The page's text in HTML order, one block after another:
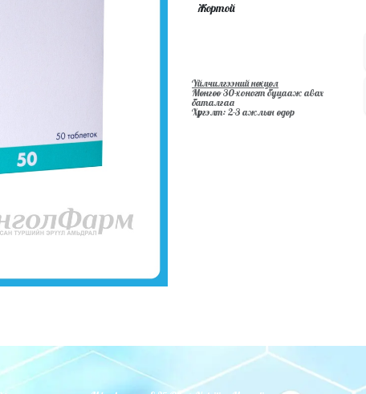
Жортой
Үйлчилгээний нөхцөл
Мөнгөө 30-хоногт буцааж авах
баталгаа
Хүргэлт: 2-3 ажлын өдөр